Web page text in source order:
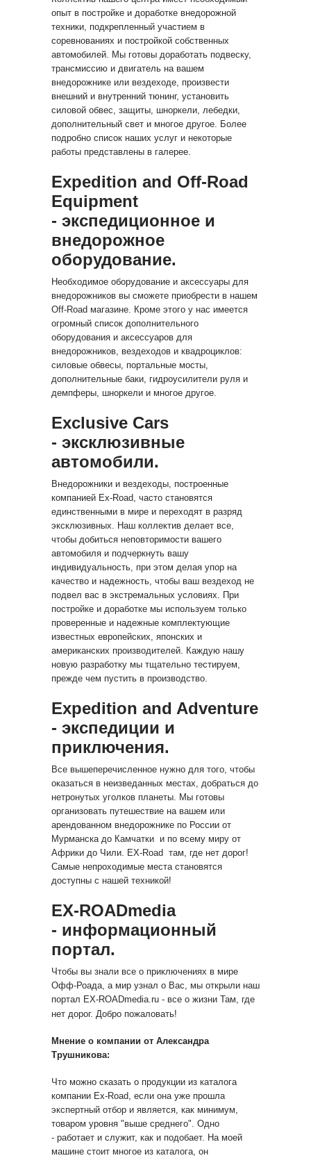
опыт в постройке и доработке внедорожной
техники, подкрепленный участием в
соревнованиях и постройкой собственных
автомобилей. Мы готовы доработать подвеску,
трансмиссию и двигатель на вашем
внедорожнике или вездеходе, произвести
внешний и внутренний тюнинг, установить
силовой обвес, защиты, шноркели, лебедки,
дополнительный свет и многое другое. Более
подробно список наших услуг и некоторые
работы представлены в галерее.
Expedition and Off-Road
Equipment
- экспедиционное и
внедорожное
оборудование.
Необходимое оборудование и аксессуары для
внедорожников вы сможете приобрести в нашем
Off-Road магазине. Кроме этого у нас имеется
огромный список дополнительного
оборудования и аксессуаров для
внедорожников, вездеходов и квадроциклов:
силовые обвесы, портальные мосты,
дополнительные баки, гидроусилители руля и
демпферы, шноркели и многое другое.
Exclusive Cars
- эксклюзивные
автомобили.
Внедорожники и вездеходы, построенные
компанией Ex-Road, часто становятся
единственными в мире и переходят в разряд
эксклюзивных. Наш коллектив делает все,
чтобы добиться неповторимости вашего
автомобиля и подчеркнуть вашу
индивидуальность, при этом делая упор на
качество и надежность, чтобы ваш вездеход не
подвел вас в экстремальных условиях. При
постройке и доработке мы используем только
проверенные и надежные комплектующие
известных европейских, японских и
американских производителей. Каждую нашу
новую разработку мы тщательно тестируем,
прежде чем пустить в производство.
Expedition and Adventure
- экспедиции и
приключения.
Все вышеперечисленное нужно для того, чтобы
оказаться в неизведанных местах, добраться до
нетронутых уголков планеты. Мы готовы
организовать путешествие на вашем или
арендованном внедорожнике по России от
Мурманска до Камчатки и по всему миру от
Африки до Чили. EX-Road там, где нет дорог!
Самые непроходимые места становятся
доступны с нашей техникой!
EX-ROADmedia
- информационный
портал.
Чтобы вы знали все о приключениях в мире
Офф-Роада, а мир узнал о Вас, мы открыли наш
портал EX-ROADmedia.ru - все о жизни Там, где
нет дорог. Добро пожаловать!
Мнение о компании от Александра
Трушникова:
Что можно сказать о продукции из каталога
компании Ex-Road, если она уже прошла
экспертный отбор и является, как минимум,
товаром уровня "выше среднего". Одно
- работает и служит, как и подобает. На моей
машине стоит многое из каталога, он